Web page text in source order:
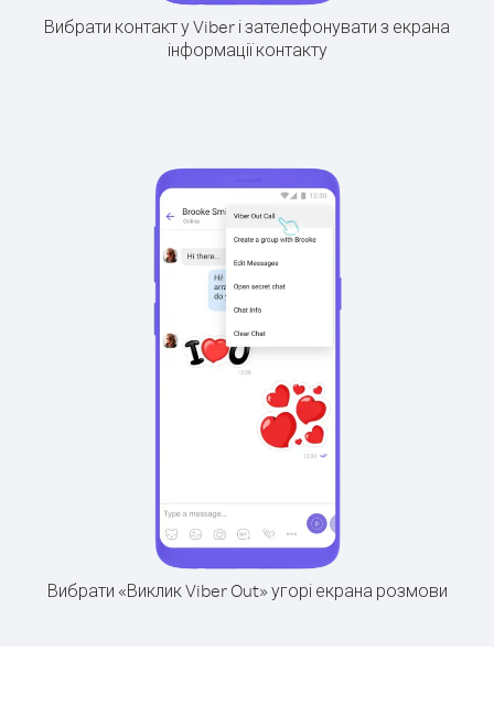
Вибрати контакт у Viber і зателефонувати з екрана
інформації контакту
Вибрати «Виклик Viber Out» угорі екрана розмови